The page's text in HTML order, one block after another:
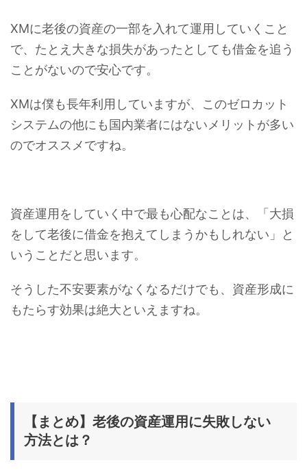
XMに老後の資産の一部を入れて運用していくこと
で、たとえ大きな損失があったとしても借金を追う
ことがないので安心です。
XMは僕も長年利用していますが、このゼロカット
システムの他にも国内業者にはないメリットが多い
のでオススメですね。
資産運用をしていく中で最も心配なことは、「大損
をして老後に借金を抱えてしまうかもしれない」と
いうことだと思います。
そうした不安要素がなくなるだけでも、資産形成に
もたらす効果は絶大といえますね。
【まとめ】老後の資産運用に失敗しない
方法とは？